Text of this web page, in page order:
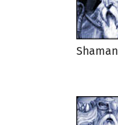
Shaman